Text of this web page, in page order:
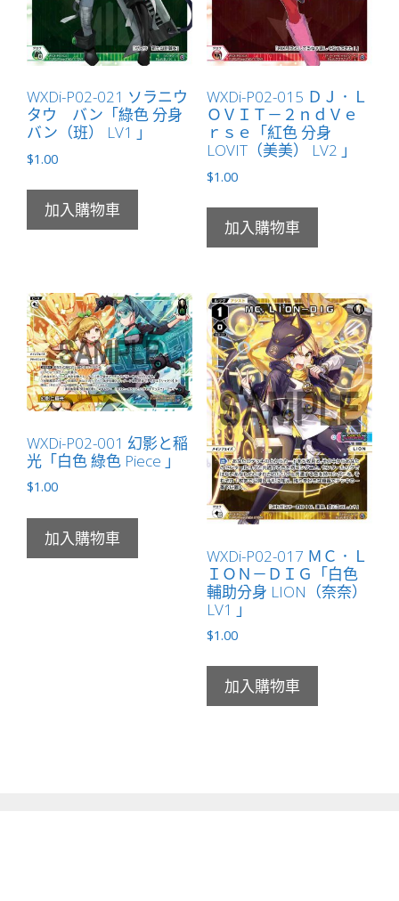
WXDi-P02-021 ソラニウ
タウ バン「綠色 分身
バン（班） LV1 」
$1.00
加入購物車
WXDi-P02-015 ＤＪ．Ｌ
ＯＶＩＴ－２ｎｄＶｅ
ｒｓｅ「紅色 分身
LOVIT（美美） LV2 」
$1.00
加入購物車
WXDi-P02-001 幻影と稲
光「白色 綠色 Piece 」
$1.00
加入購物車
WXDi-P02-017 ＭＣ．Ｌ
ＩＯＮ－ＤＩＧ「白色
輔助分身 LION（奈奈）
LV1 」
$1.00
加入購物車